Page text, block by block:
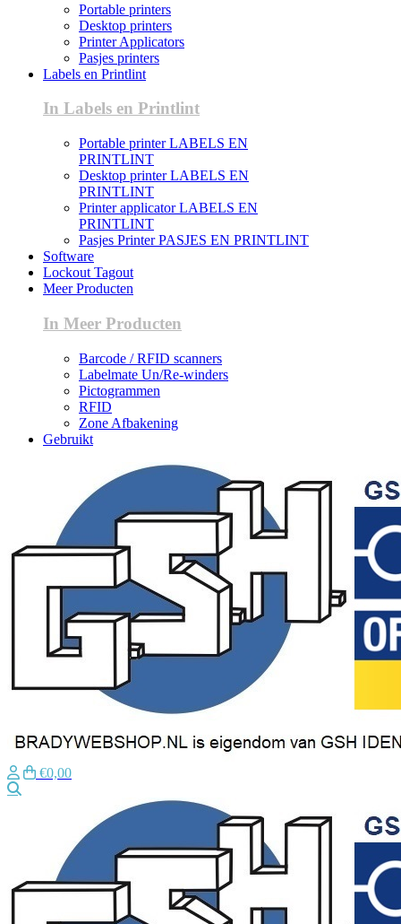
Portable printers
Desktop printers
Printer Applicators
Pasjes printers
Labels en Printlint
In Labels en Printlint
Portable printer LABELS EN
PRINTLINT
Desktop printer LABELS EN
PRINTLINT
Printer applicator LABELS EN
PRINTLINT
Pasjes Printer PASJES EN PRINTLINT
Software
Lockout Tagout
Meer Producten
In Meer Producten
Barcode / RFID scanners
Labelmate Un/Re-winders
Pictogrammen
RFID
Zone Afbakening
Gebruikt
€0,00